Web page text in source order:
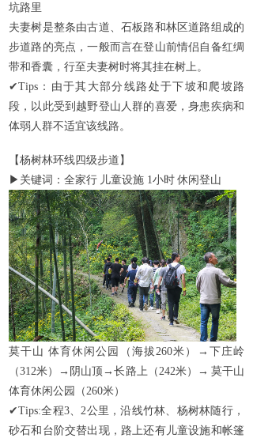
坑路里
夫妻树是整条由古道、石板路和林区道路组成的
步道路的亮点，一般而言在登山前情侣自备红绸
带和香囊，行至夫妻树时将其挂在树上。
✔Tips ：由于其大部分线路处于下坡和爬坡路
段，以此受到越野登山人群的喜爱，身患疾病和
体弱人群不适宜该线路。
【杨树林环线四级步道】
▶ 关键词：全家行 儿童设施 1 小时 休闲登山
莫干山 体育休闲公园（海拔260米）→下庄岭
（312米）→阴山顶→长路上（242米）→ 莫干山
体育休闲公园（260米）
✔Tips:全程3、2公里，沿线竹林、杨树林随行，
砂石和台阶交替出现，路上还有儿童设施和帐篷